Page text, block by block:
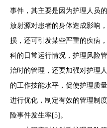
事件，其主要是因为护理人员
放射源对患者的身体造成影响
损，还可引发某些严重的疾病
科的日常运行情况，护理风险
治时的管理，还要加强对护理
的工作技能水平，促使护理质
进行优化，制定有效的管理制
险事件发生率[5]。